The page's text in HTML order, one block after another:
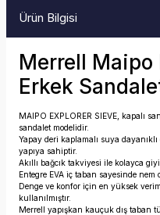
Ürün Bilgisi
Merrell Maipo
Erkek
MAIPO EXPLORER SIEVE, kapalı
sandalet modelidir.
Yapay deri kaplamalı suya
yapıya sahiptir.
Akıllı bağcık takviyesi ile kolayca
Entegre EVA iç taban sayesinde
Denge ve konfor için en yüksek
kullanılmıştır.
Merrell yapışkan kauçuk dış taban